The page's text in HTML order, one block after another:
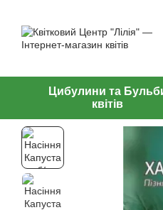
Цибулини та
квітів